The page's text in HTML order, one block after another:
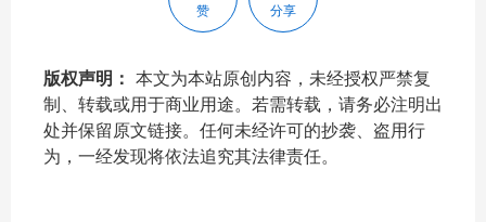
赞 分享
版权声明： 本文为本站原创内容，未经授权严禁复
制、转载或用于商业用途。若需转载，请务必注明出
处并保留原文链接。任何未经许可的抄袭、盗用行
为，一经发现将依法追究其法律责任。